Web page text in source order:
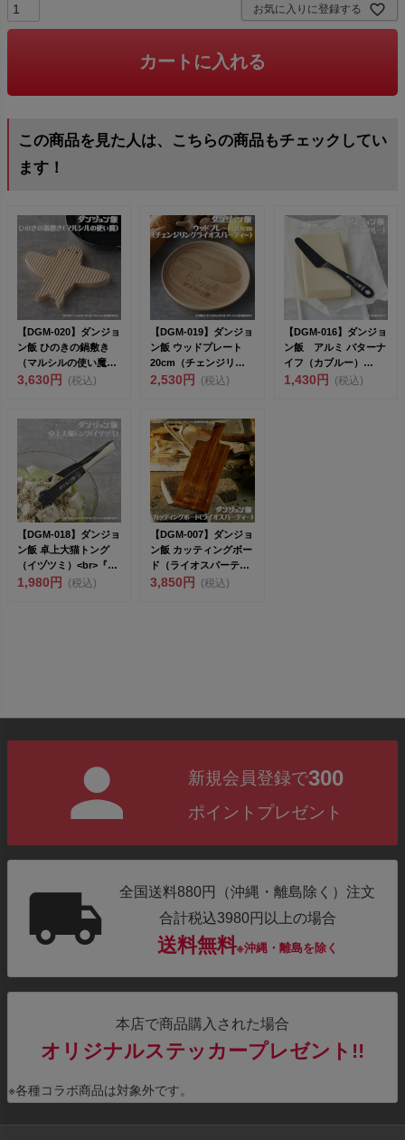
お気に入りに登録する
カートに入れる
この商品を見た人は、こちらの商品もチェックしてい
ます！
【DGM-020】ダンジョ
ン飯 ひのきの鍋敷き
（マルシルの使い魔）
<br>...
3,630円 (税込)
【DGM-019】ダンジョ
ン飯 ウッドプレート
20cm（チェンジリン
グライオスパーテ...
2,530円 (税込)
【DGM-016】ダンジョ
ン飯 アルミ バターナ
イフ（カブルー）
<br>...
1,430円 (税込)
【DGM-018】ダンジョ
ン飯 卓上大猫トング
（イヅツミ）<br>『ダ
ン...
1,980円 (税込)
【DGM-007】ダンジョ
ン飯 カッティングボー
ド（ライオスパーティ
ー）<br...
3,850円 (税込)
新規会員登録で300
ポイントプレゼント
全国送料880円（沖縄・離島除く）注文
合計税込3980円以上の場合
送料無料※沖縄・離島を除く
本店で商品購入された場合
オリジナルステッカープレゼント!!
※各種コラボ商品は対象外です。